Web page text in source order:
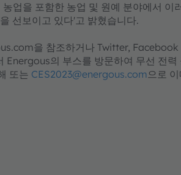
업을 포함한 농업 및 원예 분야에서 이
선보이고 있다'고 밝혔습니다.
을 참조하거나 Twitter,
Energous의 부스를 방문하여 무선 전력
또는 CES2023@energous.com으로